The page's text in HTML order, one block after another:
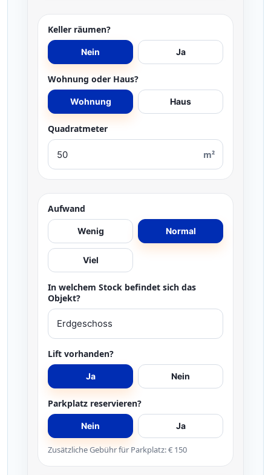
Keller räumen?
Nein Ja
Wohnung oder Haus?
Wohnung Haus
Quadratmeter
m²
Aufwand
Wenig Normal
Viel
In welchem Stock befindet sich das
Objekt?
Lift vorhanden?
Ja Nein
Parkplatz reservieren?
Nein Ja
Zusätzliche Gebühr für Parkplatz: € 150